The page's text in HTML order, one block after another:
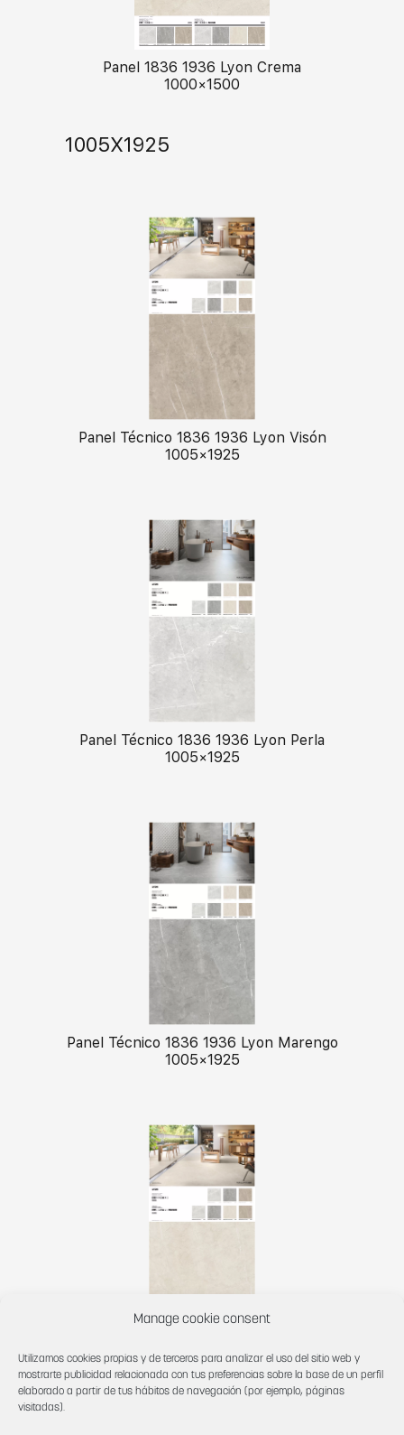
Manage cookie consent
Utilizamos cookies propias y de terceros para analizar el uso del sitio web y
mostrarte publicidad relacionada con tus preferencias sobre la base de un perfil
elaborado a partir de tus hábitos de navegación (por ejemplo, páginas
visitadas).
Panel 1836 1936 Lyon Crema
1000×1500
1005X1925
Panel Técnico 1836 1936 Lyon Visón
1005×1925
Panel Técnico 1836 1936 Lyon Perla
1005×1925
Panel Técnico 1836 1936 Lyon Marengo
1005×1925
1005×1925